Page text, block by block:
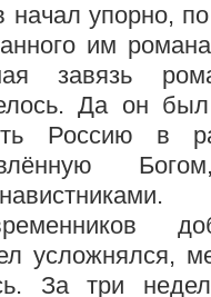
упорно,
им
завязь
Да он
Россию в
усложнялся,
За три